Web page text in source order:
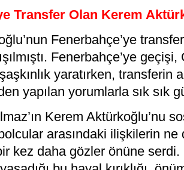
Transfer Olan Kerem
Fenerbahçe’ye
Fenerbahçe’ye
yaratırken, transferin
yapılan yorumlarla sık sık
Kerem Aktürkoğlu’nu
arasındaki ilişkilerin ne
kez daha gözler önüne